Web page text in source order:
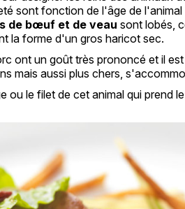
sont fonction de l'âge de
de bœuf et de veau sont lobés,
la forme d'un gros haricot sec.
ont un goût très prononcé et il
mais aussi plus chers,
ou le filet de cet animal qui prend